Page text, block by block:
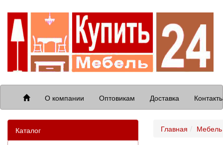
О компании Оптовикам Доставка
Каталог Главная